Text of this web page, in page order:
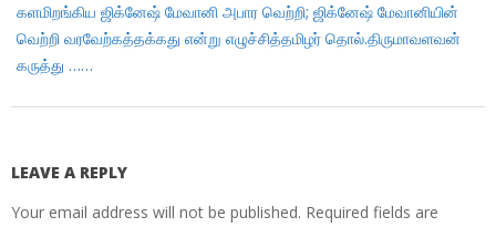
களமிறங்கிய ஜிக்னேஷ் மேவானி அபார வெற்றி; ஜிக்னேஷ் மேவானியின்
வெற்றி வரவேற்கத்தக்கது என்று எழுச்சித்தமிழர் தொல்.திருமாவளவன்
கருத்து ……
LEAVE A REPLY
Your email address will not be published. Required fields are